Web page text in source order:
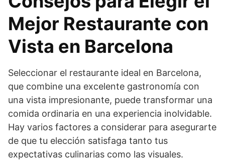
Mejor Restaurante con
Vista en Barcelona
Seleccionar el restaurante ideal en Barcelona,
que combine una excelente gastronomía con
una vista impresionante, puede transformar una
comida ordinaria en una experiencia inolvidable.
Hay varios factores a considerar para asegurarte
de que tu elección satisfaga tanto tus
expectativas culinarias como las visuales.